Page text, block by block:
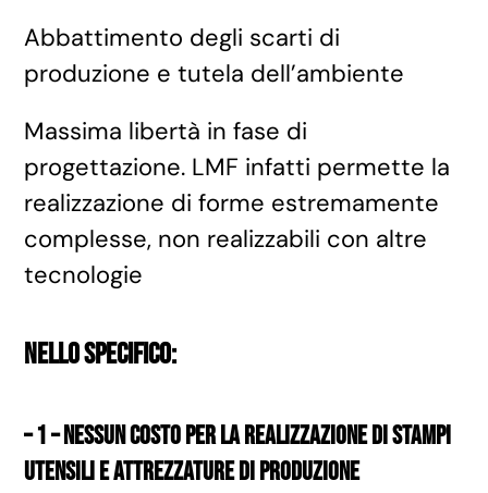
Abbattimento degli scarti di
produzione e tutela dell’ambiente
Massima libertà in fase di
progettazione. LMF infatti permette la
realizzazione di forme estremamente
complesse, non realizzabili con altre
tecnologie
Nello specifico:
– 1 – nessun costo per la realizzazione di stampi
utensili e attrezzature di produzione